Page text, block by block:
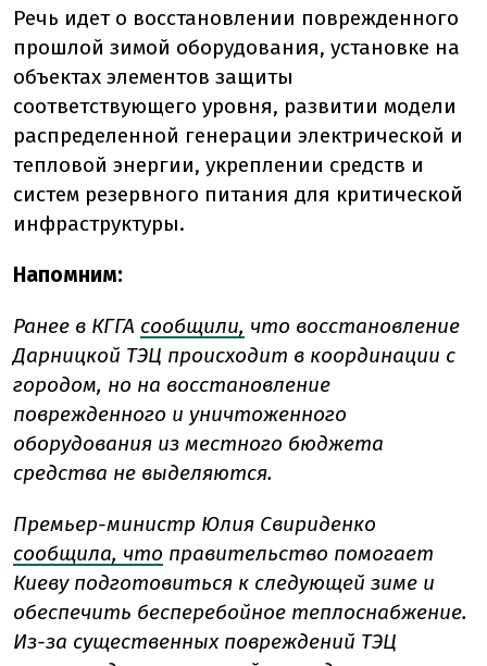
Речь идет о восстановлении поврежденного
прошлой зимой оборудования, установке на
объектах элементов защиты
соответствующего уровня, развитии модели
распределенной генерации электрической и
тепловой энергии, укреплении средств и
систем резервного питания для критической
инфраструктуры.
Напомним:
Ранее в КГГА сообщили, что восстановление
Дарницкой ТЭЦ происходит в координации с
городом, но на восстановление
поврежденного и уничтоженного
оборудования из местного бюджета
средства не выделяются.
Премьер-министр Юлия Свириденко
сообщила, что правительство помогает
Киеву подготовиться к следующей зиме и
обеспечить бесперебойное теплоснабжение.
Из-за существенных повреждений ТЭЦ